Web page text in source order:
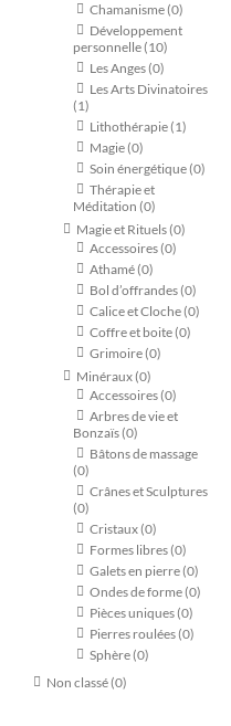
Chamanisme(0)
Développement
personnelle(10)
Les Anges(0)
Les Arts Divinatoires
(1)
Lithothérapie(1)
Magie(0)
Soin énergétique(0)
Thérapie et
Méditation (0)
Magie et Rituels(0)
Accessoires(0)
Athamé(0)
Bol d’offrandes(0)
Calice et Cloche(0)
Coffre et boite(0)
Grimoire(0)
Minéraux(0)
Accessoires(0)
Arbres de vie et
Bonzaïs(0)
Bâtons de massage
(0)
Crânes et Sculptures
(0)
Cristaux(0)
Formes libres(0)
Galets en pierre(0)
Ondes de forme(0)
Pièces uniques(0)
Pierres roulées(0)
Sphère(0)
Non classé(0)